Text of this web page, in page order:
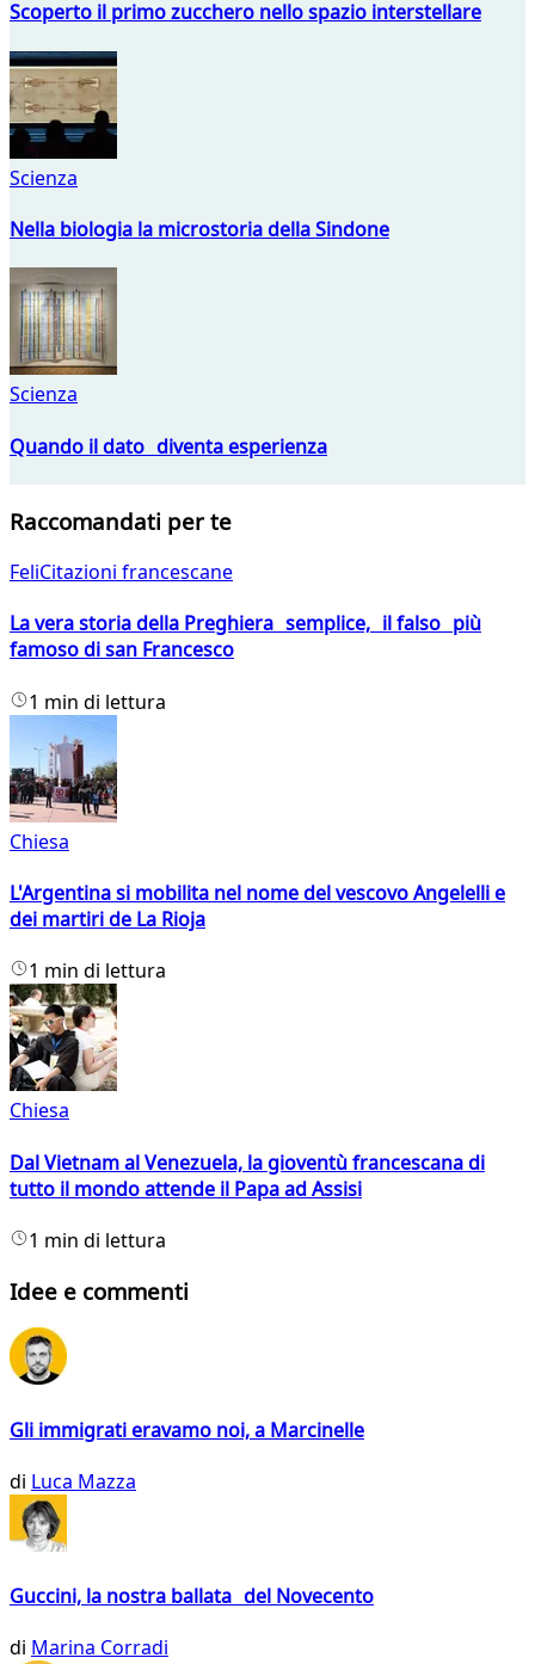
Scoperto il primo zucchero nello spazio interstellare
Scienza
Nella biologia la microstoria della Sindone
Scienza
Quando il dato diventa esperienza
Raccomandati per te
FeliCitazioni francescane
La vera storia della Preghiera semplice, il falso più
famoso di san Francesco
1 min di lettura
Chiesa
L'Argentina si mobilita nel nome del vescovo Angelelli e
dei martiri de La Rioja
1 min di lettura
Chiesa
Dal Vietnam al Venezuela, la gioventù francescana di
tutto il mondo attende il Papa ad Assisi
1 min di lettura
Idee e commenti
Gli immigrati eravamo noi, a Marcinelle
di Luca Mazza
Guccini, la nostra ballata del Novecento
di Marina Corradi